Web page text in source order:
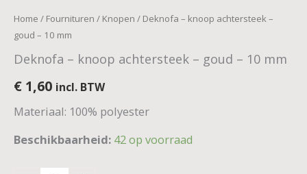
Home / Fournituren / Knopen / Deknofa – knoop achtersteek –
goud – 10 mm
Deknofa – knoop achtersteek – goud – 10 mm
€ 1,60 incl. BTW
Materiaal: 100% polyester
Beschikbaarheid: 42 op voorraad